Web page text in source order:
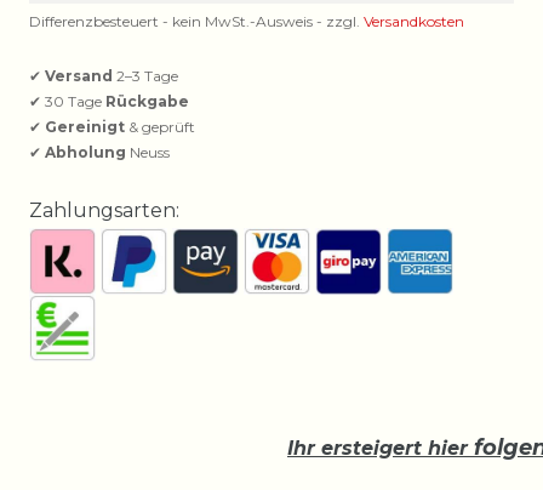
Differenzbesteuert - kein MwSt.-Ausweis - zzgl. Versandkosten
✔ Versand 2–3 Tage
✔ 30 Tage Rückgabe
✔ Gereinigt & geprüft
✔ Abholung Neuss
Zahlungsarten:
Ihr ersteigert hier